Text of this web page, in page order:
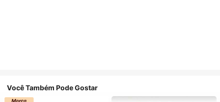
Você Também Pode Gostar